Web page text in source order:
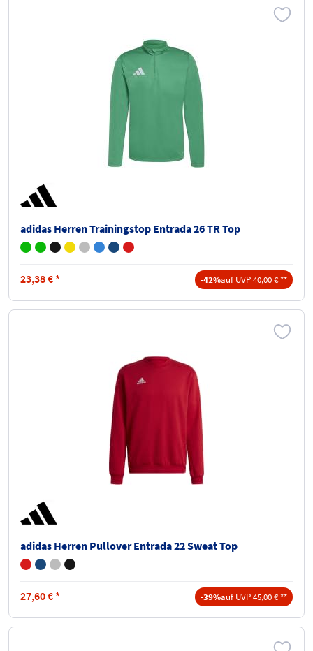
adidas Herren Trainingstop Entrada 26 TR Top
23,38€ * -42%auf UVP 40,00 € **
adidas Herren Pullover Entrada 22 Sweat Top
27,60€ * -39%auf UVP 45,00 € **